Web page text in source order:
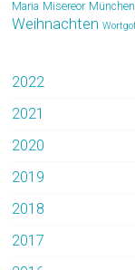
Maria Misereor München
Weihnachten
2022
2021
2020
2019
2018
2017